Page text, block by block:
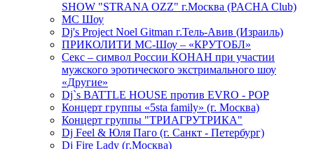
SHOW "STRANA OZZ" г.Москва (PACHA Club)
MC Шоу
Dj's Project Noel Gitman г.Тель-Авив (Израиль)
ПРИКОЛИТИ МС-Шоу – «КРУТОБЛ»
Секс – символ России КОНАН при участии
мужского эротического экстримального шоу
«Другие»
Dj`s BATTLE HOUSE против EVRO - POP
Концерт группы «5sta family» (г. Москва)
Концерт группы "ТРИАГРУТРИКА"
Dj Feel & Юля Паго (г. Санкт - Петербург)
Dj Fire Lady (г.Москва)